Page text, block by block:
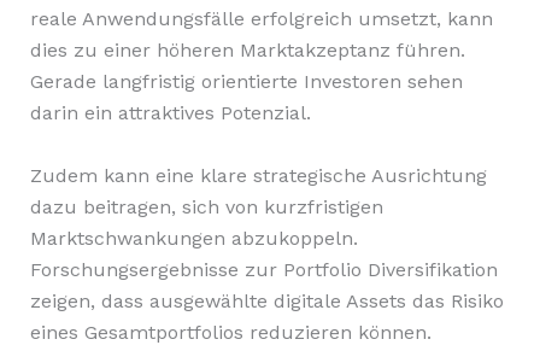
reale Anwendungsfälle erfolgreich umsetzt, kann
dies zu einer höheren Marktakzeptanz führen.
Gerade langfristig orientierte Investoren sehen
darin ein attraktives Potenzial.
Zudem kann eine klare strategische Ausrichtung
dazu beitragen, sich von kurzfristigen
Marktschwankungen abzukoppeln.
Forschungsergebnisse zur Portfolio Diversifikation
zeigen, dass ausgewählte digitale Assets das Risiko
eines Gesamtportfolios reduzieren können.